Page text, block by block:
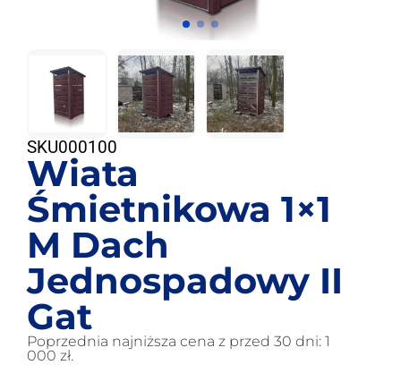
SKU000100
Wiata
Śmietnikowa 1×1
M Dach
Jednospadowy II
Gat
Poprzednia najniższa cena z przed 30 dni: 1
000 zł.